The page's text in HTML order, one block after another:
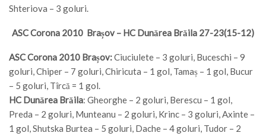
Shteriova – 3 goluri.
ASC Corona 2010 Brașov – HC Dunărea Brăila 27-23(15-12)
ASC Corona 2010 Brașov:Ciuciulete – 3 goluri, Buceschi – 9
goluri, Chiper – 7 goluri, Chiricuta – 1 gol, Tamaș – 1 gol, Bucur
– 5 goluri, Tîrcă = 1 gol.
HC Dunărea Brăila: Gheorghe – 2 goluri, Berescu – 1 gol,
Preda – 2 goluri, Munteanu – 2 goluri, Krinc – 3 goluri, Axinte –
1 gol, Shutska Burtea – 5 goluri, Dache – 4 goluri, Tudor – 2